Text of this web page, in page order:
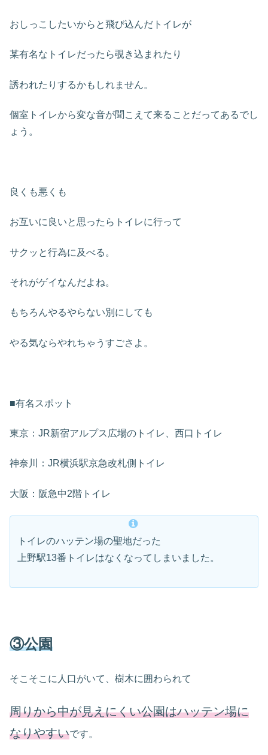
おしっこしたいからと飛び込んだトイレが
某有名なトイレだったら覗き込まれたり
誘われたりするかもしれません。
個室トイレから変な音が聞こえて来ることだってあるでし
ょう。
良くも悪くも
お互いに良いと思ったらトイレに行って
サクッと行為に及べる。
それがゲイなんだよね。
もちろんやるやらない別にしても
やる気ならやれちゃうすごさよ。
■有名スポット
東京：JR新宿アルプス広場のトイレ、西口トイレ
神奈川：JR横浜駅京急改札側トイレ
大阪：阪急中2階トイレ
トイレのハッテン場の聖地だった
上野駅13番トイレはなくなってしまいました。
③公園
そこそこに人口がいて、樹木に囲わられて
周りから中が見えにくい公園はハッテン場に
なりやすいです。